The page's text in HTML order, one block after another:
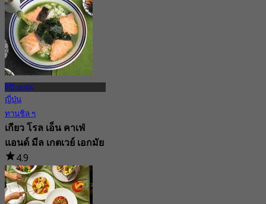
BTS เอกมัย
ญี่ปุ่น
ทานชิล ๆ
เกียว โรล เอ็น คาเฟ่
แอนด์ มีล เกตเวย์ เอกมัย
4.9
61 การจอง
จาก฿ 330